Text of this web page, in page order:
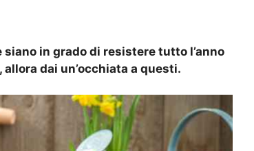
in grado di resistere tutto l’anno
dai un’occhiata a questi.